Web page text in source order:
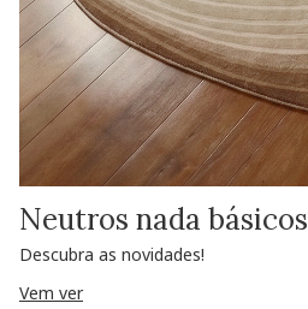
Neutros nada básicos
Descubra as novidades!
Vem ver